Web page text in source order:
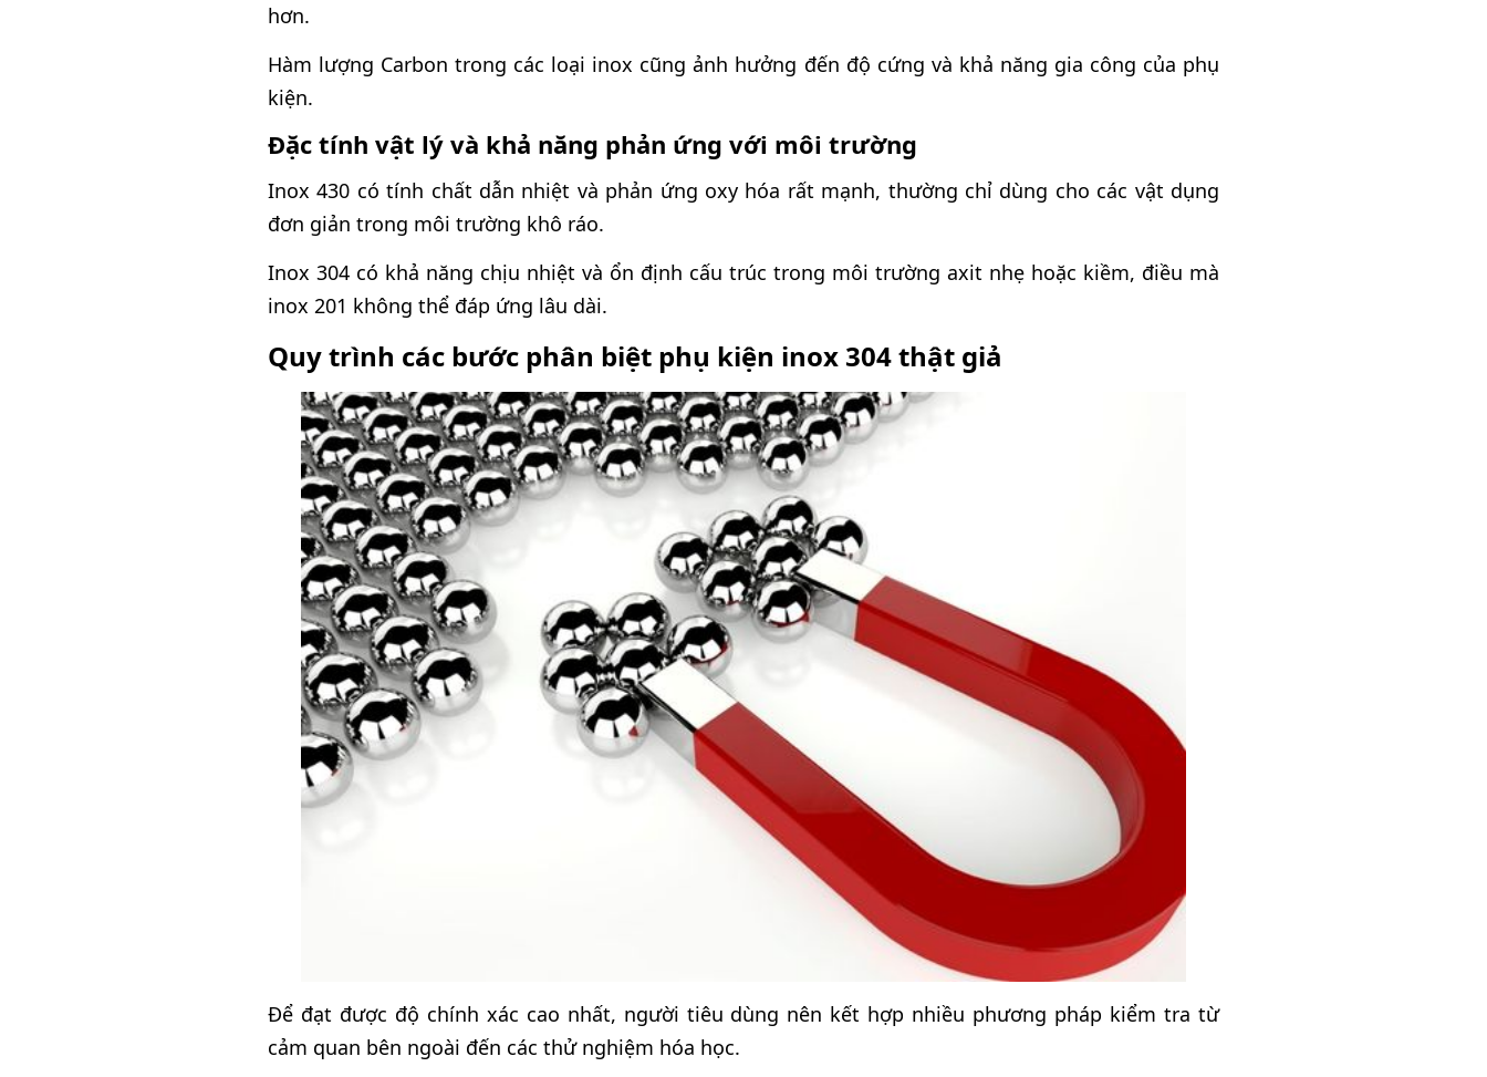
hơn.
Hàm lượng Carbon trong các loại inox cũng ảnh hưởng đến độ cứng và khả năng gia công của phụ
kiện.
Đặc tính vật lý và khả năng phản ứng với môi trường
Inox 430 có tính chất dẫn nhiệt và phản ứng oxy hóa rất mạnh, thường chỉ dùng cho các vật dụng
đơn giản trong môi trường khô ráo.
Inox 304 có khả năng chịu nhiệt và ổn định cấu trúc trong môi trường axit nhẹ hoặc kiềm, điều mà
inox 201 không thể đáp ứng lâu dài.
Quy trình các bước phân biệt phụ kiện inox 304 thật giả
Để đạt được độ chính xác cao nhất, người tiêu dùng nên kết hợp nhiều phương pháp kiểm tra từ
cảm quan bên ngoài đến các thử nghiệm hóa học.